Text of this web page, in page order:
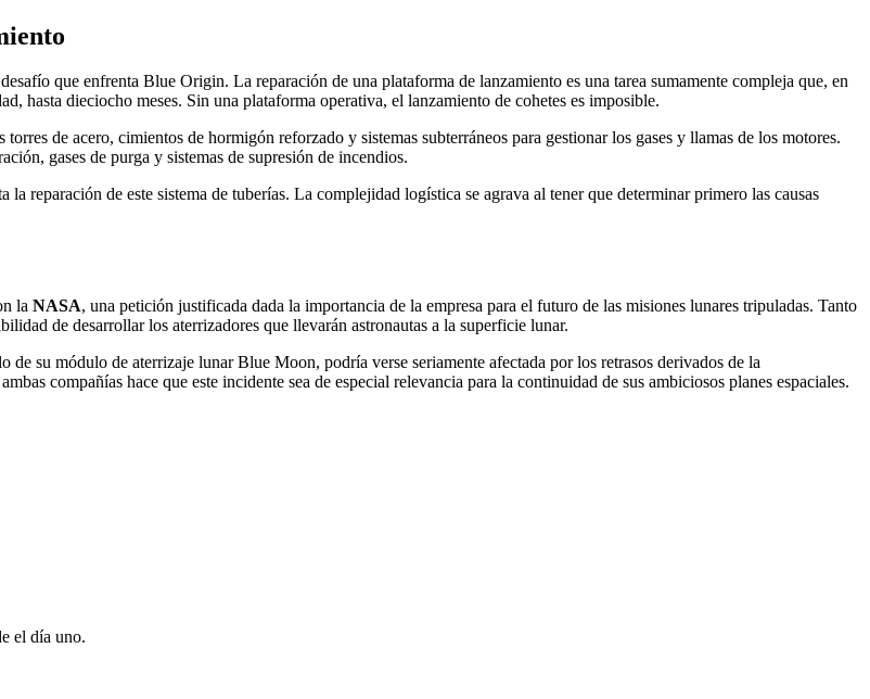
que enfrenta Blue Origin. La reparación de una plataforma de lanzamiento es una tarea sumamente compleja que, en
hasta dieciocho meses. Sin una plataforma operativa, el lanzamiento de cohetes es imposible.
de acero, cimientos de hormigón reforzado y sistemas subterráneos para gestionar los gases y llamas de los motores.
gases de purga y sistemas de supresión de incendios.
reparación de este sistema de tuberías. La complejidad logística se agrava al tener que determinar primero las causas
la NASA, una petición justificada dada la importancia de la empresa para el futuro de las misiones lunares tripuladas. Tanto
de desarrollar los aterrizadores que llevarán astronautas a la superficie lunar.
su módulo de aterrizaje lunar Blue Moon, podría verse seriamente afectada por los retrasos derivados de la
compañías hace que este incidente sea de especial relevancia para la continuidad de sus ambiciosos planes espaciales.
el día uno.